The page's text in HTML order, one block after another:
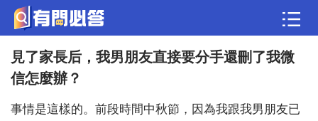
見了家長后，我男朋友直接要分手還刪了我微
信怎麼辦？
事情是這樣的。前段時間中秋節，因為我跟我男朋友已
問答